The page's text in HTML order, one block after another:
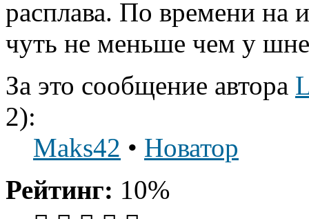
расплава. По времени на
чуть не меньше чем у
За это сообщение автора
2):
Maks42 • Новатор
Рейтинг: 10%